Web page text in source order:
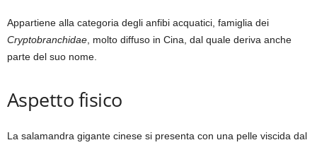
Appartiene alla categoria degli anfibi acquatici, famiglia dei
Cryptobranchidae, molto diffuso in Cina, dal quale deriva anche
parte del suo nome.
Aspetto fisico
La salamandra gigante cinese si presenta con una pelle viscida dal